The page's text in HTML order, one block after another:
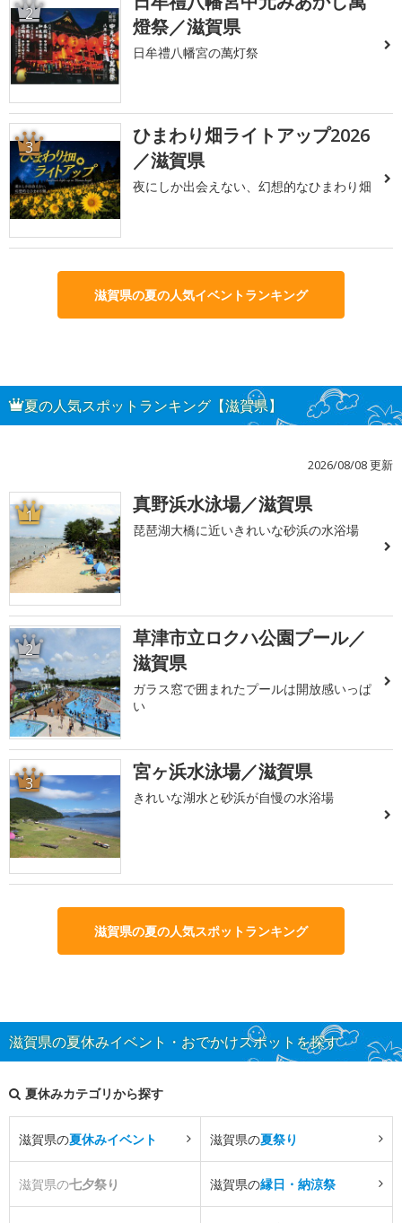
2
燈祭／滋賀県
日牟禮八幡宮の萬灯祭
3
ひまわり畑ライトアップ2026
／滋賀県
夜にしか出会えない、幻想的なひまわり畑
滋賀県の夏の人気イベントランキング
夏の人気スポットランキング【滋賀県】
2026/08/08 更新
1 真野浜水泳場／滋賀県
琵琶湖大橋に近いきれいな砂浜の水浴場
2
草津市立ロクハ公園プール／
滋賀県
ガラス窓で囲まれたプールは開放感いっぱ
い
3 宮ヶ浜水泳場／滋賀県
きれいな湖水と砂浜が自慢の水浴場
滋賀県の夏の人気スポットランキング
滋賀県の夏休みイベント・おでかけスポットを探す
夏休みカテゴリから探す
滋賀県の夏休みイベント 滋賀県の夏祭り
滋賀県の七夕祭り 滋賀県の縁日・納涼祭